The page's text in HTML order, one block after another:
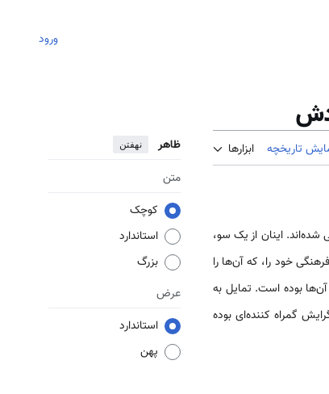
ورود
تاریخچه ابزارها ظاهر نهفتن
متن
کوچک
استاندارد
بزرگ
عرض
استاندارد
پهن
اینان از یک سو،
خود را، که آن‌ها را
بوده است. تمایل به
گمراه کننده‌ای بوده